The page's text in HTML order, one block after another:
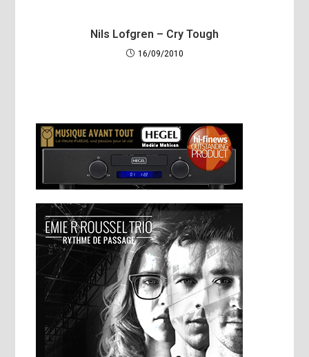
Nils Lofgren – Cry Tough
16/09/2010